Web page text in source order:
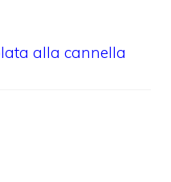
alla cannella